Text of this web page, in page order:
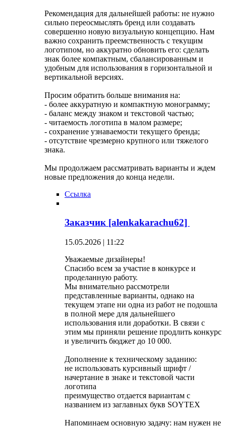
Рекомендация для дальнейшей работы: не нужно
сильно переосмыслять бренд или создавать
совершенно новую визуальную концепцию. Нам
важно сохранить преемственность с текущим
логотипом, но аккуратно обновить его: сделать
знак более компактным, сбалансированным и
удобным для использования в горизонтальной и
вертикальной версиях.
Просим обратить больше внимания на:
- более аккуратную и компактную монограмму;
- баланс между знаком и текстовой частью;
- читаемость логотипа в малом размере;
- сохранение узнаваемости текущего бренда;
- отсутствие чрезмерно крупного или тяжелого
знака.
Мы продолжаем рассматривать варианты и ждем
новые предложения до конца недели.
Ссылка
Заказчик [alenkakarachu62]
15.05.2026 | 11:22
Уважаемые дизайнеры!
Спасибо всем за участие в конкурсе и
проделанную работу.
Мы внимательно рассмотрели
представленные варианты, однако на
текущем этапе ни одна из работ не подошла
в полной мере для дальнейшего
использования или доработки. В связи с
этим мы приняли решение продлить конкурс
и увеличить бюджет до 10 000.
Дополнение к техническому заданию:
не использовать курсивный шрифт /
начертание в знаке и текстовой части
логотипа
преимущество отдается вариантам с
названием из заглавных букв SOYTEX
Напоминаем основную задачу: нам нужен не